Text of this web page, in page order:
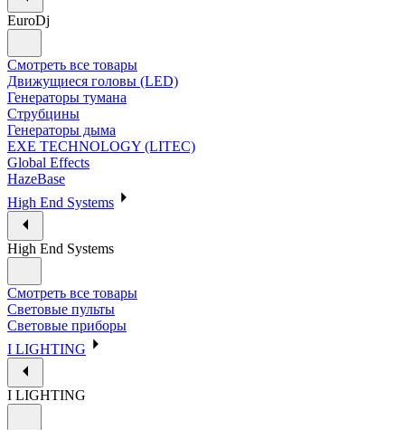
EuroDj
Смотреть все товары
Движущиеся головы (LED)
Генераторы тумана
Струбцины
Генераторы дыма
EXE TECHNOLOGY (LITEC)
Global Effects
HazeBase
High End Systems
High End Systems
Смотреть все товары
Световые пульты
Световые приборы
I LIGHTING
I LIGHTING